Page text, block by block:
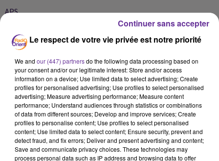
APS
LA PLAYLIST
Le respect de votre vie privée est notre priorité
We and our (447) partnersdo the following data processing based on
your consent and/or our legitimate interest: Store and/or access
information on a device; Use limited data to select advertising; Create
profiles for personalised advertising; Use profiles to select personalised
advertising; Measure advertising performance; Measure content
performance; Understand audiences through statistics or combinations
of data from different sources; Develop and improve services; Create
profiles to personalise content; Use profiles to select personalised
content; Use limited data to select content; Ensure security, prevent and
detect fraud, and fix errors; Deliver and present advertising and content;
Save and communicate privacy choices. These technologies may
process personal data such as IP address and browsing data to offer
Continuer sans accepter